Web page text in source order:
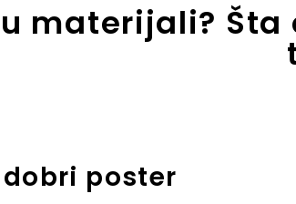
materijali?
poster